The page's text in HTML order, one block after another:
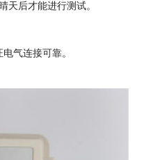
后才能进行测试。
气连接可靠。